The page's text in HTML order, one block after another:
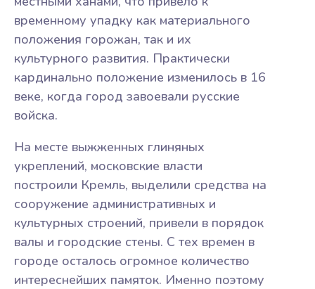
временному упадку как материального
положения горожан, так и их
культурного развития. Практически
кардинально положение изменилось в 16
веке, когда город завоевали русские
войска.
На месте выжженных глиняных
укреплений, московские власти
построили Кремль, выделили средства на
сооружение административных и
культурных строений, привели в порядок
валы и городские стены. С тех времен в
городе осталось огромное количество
интереснейших памяток. Именно поэтому